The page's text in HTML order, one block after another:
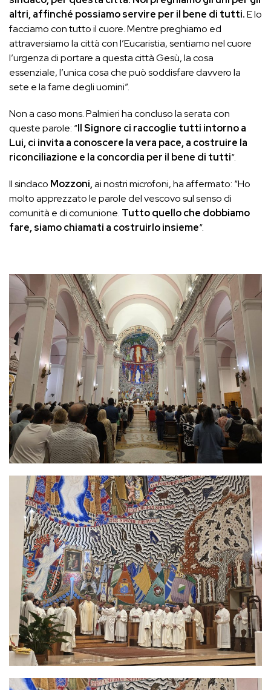
altri, affinché possiamo servire per il bene di tutti.E lo
facciamo con tutto il cuore. Mentre preghiamo ed
attraversiamo la città con l’Eucaristia, sentiamo nel cuore
l’urgenza di portare a questa città Gesù, la cosa
essenziale, l’unica cosa che può soddisfare davvero la
sete e la fame degli uomini”.
Non a caso mons. Palmieri ha concluso la serata con
queste parole: “Il Signore ci raccoglie tutti intorno a
Lui, ci invita a conoscere la vera pace, a costruire la
riconciliazione e la concordia per il bene di tutti“.
Il sindaco Mozzoni,ai nostri microfoni, ha affermato: “Ho
molto apprezzato le parole del vescovo sul senso di
comunità e di comunione. Tutto quello che dobbiamo
fare, siamo chiamati a costruirlo insieme“.